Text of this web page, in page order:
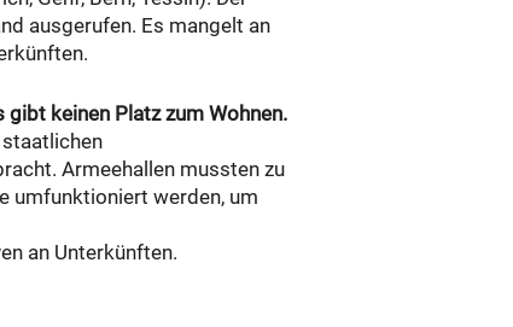
ausgerufen. Es mangelt an
gibt keinen Platz zum Wohnen.
Armeehallen mussten zu
umfunktioniert werden, um
an Unterkünften.